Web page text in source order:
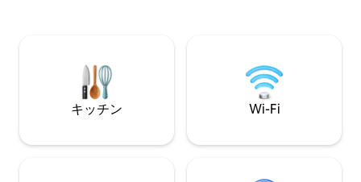
キッチン Wi-Fi